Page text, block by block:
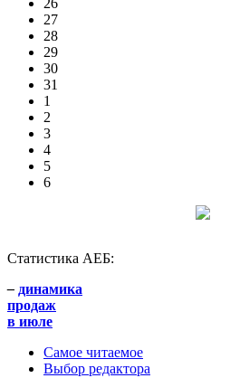
27
28
29
30
31
1
2
3
4
5
6
Статистика АЕБ:
– динамика
продаж
в июле
Самое читаемое
Выбор редактора